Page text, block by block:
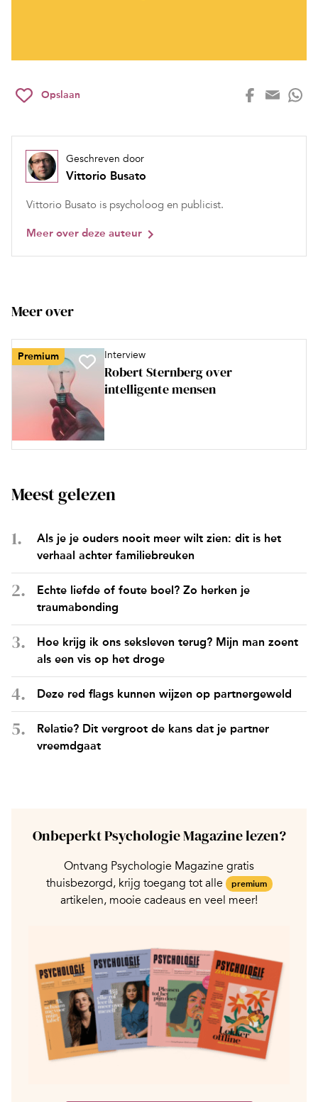
Opslaan
Geschreven door
Vittorio Busato
Vittorio Busato is psycholoog en publicist.
Meer over deze auteur
Meer over
Premium Interview
Robert Sternberg over
intelligente mensen
Meest gelezen
Als je je ouders nooit meer wilt zien: dit is het
verhaal achter familiebreuken
Echte liefde of foute boel? Zo herken je
traumabonding
Hoe krijg ik ons seksleven terug? Mijn man zoent
als een vis op het droge
Deze red flags kunnen wijzen op partnergeweld
Relatie? Dit vergroot de kans dat je partner
vreemdgaat
Onbeperkt Psychologie Magazine lezen?
Ontvang Psychologie Magazine gratis
thuisbezorgd, krijg toegang tot alle
premium
artikelen, mooie cadeaus en veel meer!